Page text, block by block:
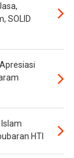
SOLID
HTI